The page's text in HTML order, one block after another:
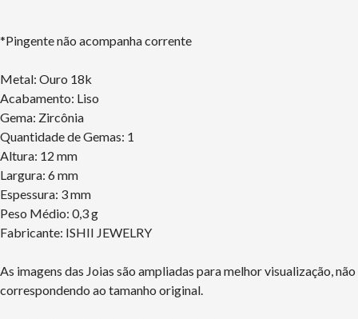
*Pingente não acompanha corrente
Metal: Ouro 18k
Acabamento: Liso
Gema: Zircônia
Quantidade de Gemas: 1
Altura: 12 mm
Largura: 6 mm
Espessura: 3 mm
Peso Médio: 0,3 g
Fabricante: ISHII JEWELRY
As imagens das Joias são ampliadas para melhor visualização, não
correspondendo ao tamanho original.